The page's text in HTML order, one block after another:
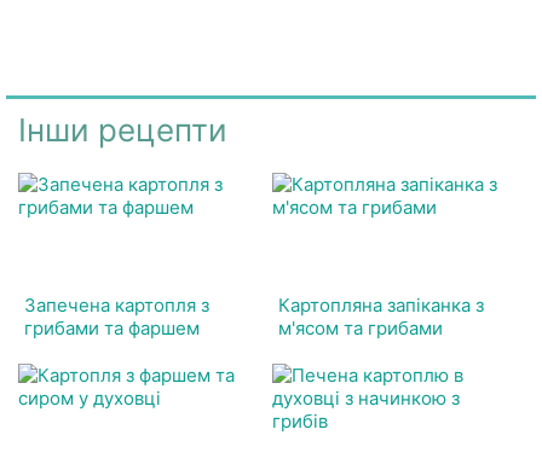
Інши рецепти
Запечена картопля з
грибами та фаршем
Картопляна запіканка з
м'ясом та грибами